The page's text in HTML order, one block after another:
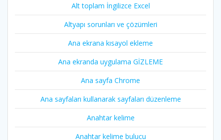
Alt toplam İngilizce Excel
Altyapı sorunları ve çözümleri
Ana ekrana kısayol ekleme
Ana ekranda uygulama GİZLEME
Ana sayfa Chrome
Ana sayfaları kullanarak sayfaları düzenleme
Anahtar kelime
Anahtar kelime bulucu